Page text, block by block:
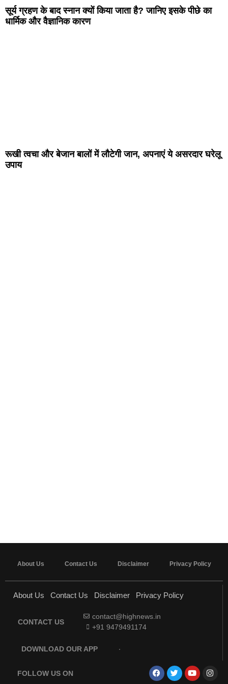
सूर्य ग्रहण के बाद स्नान क्यों किया जाता है? जानिए इसके पीछे का
धार्मिक और वैज्ञानिक कारण
रूखी त्वचा और बेजान बालों में लौटेगी जान, अपनाएं ये असरदार घरेलू
उपाय
About Us Contact Us Disclaimer Privacy Policy
About Us Contact Us Disclaimer Privacy Policy
CONTACT US
contact@highnews.in
+91 9479491174
DOWNLOAD OUR APP
FOLLOW US ON